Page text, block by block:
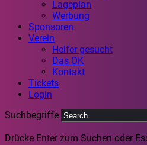
Lageplan
Werbung
Sponsoren
Verein
Helfer gesucht
Das OK
Kontakt
Tickets
Login
Suchbegriffe
Drücke Enter zum Suchen oder